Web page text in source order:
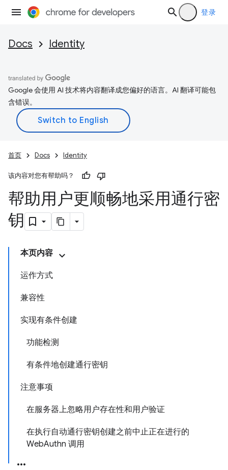
登录
Docs Identity
Google 会使用 AI 技术将内容翻译成您偏好的语言。AI 翻译可能包
含错误。
首页 Docs Identity
该内容对您有帮助吗？
帮助用户更顺畅地采用通行密
钥
本页内容
运作方式
兼容性
实现有条件创建
功能检测
有条件地创建通行密钥
注意事项
在服务器上忽略用户存在性和用户验证
在执行自动通行密钥创建之前中止正在进行的
WebAuthn 调用